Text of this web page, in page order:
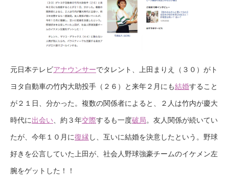
元日本テレビアナウンサーでタレント、上田まりえ（３０）がト
ヨタ自動車の竹内大助投手（２６）と来年２月にも結婚すること
が２１日、分かった。複数の関係者によると、２人は竹内が慶大
時代に出会い 、約３年交際するも一度破局。友人関係が続いてい
たが、今年１０月に復縁 し、互いに結婚を決意したという。野球
好きを公言していた上田が、社会人野球強豪チームのイケメン左
腕をゲットした！！